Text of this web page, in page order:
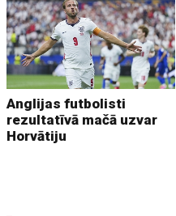
Anglijas futbolisti
rezultatīvā mačā uzvar
Horvātiju